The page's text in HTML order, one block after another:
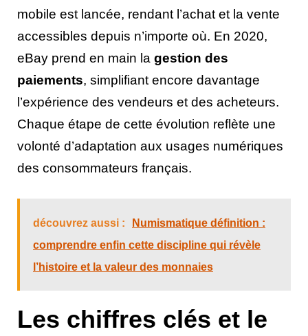
mobile est lancée, rendant l’achat et la vente
accessibles depuis n’importe où. En 2020,
eBay prend en main la gestion des
paiements, simplifiant encore davantage
l’expérience des vendeurs et des acheteurs.
Chaque étape de cette évolution reflète une
volonté d’adaptation aux usages numériques
des consommateurs français.
découvrez aussi :
Numismatique définition :
comprendre enfin cette discipline qui révèle
l’histoire et la valeur des monnaies
Les chiffres clés et le